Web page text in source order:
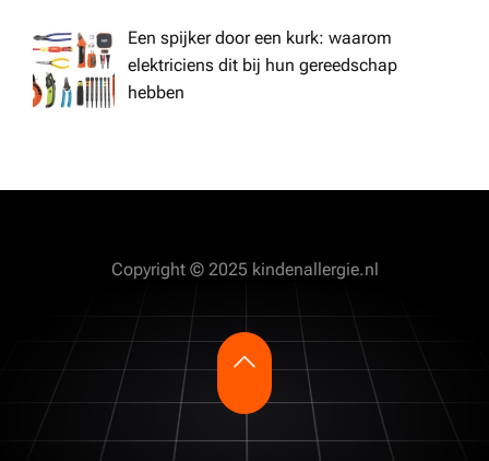
Een spijker door een kurk: waarom
elektriciens dit bij hun gereedschap
hebben
Copyright © 2025 kindenallergie.nl